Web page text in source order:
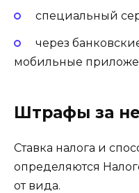
специальный
через
мобильные
Штрафы за
Ставка налога и
определяются
от вида.